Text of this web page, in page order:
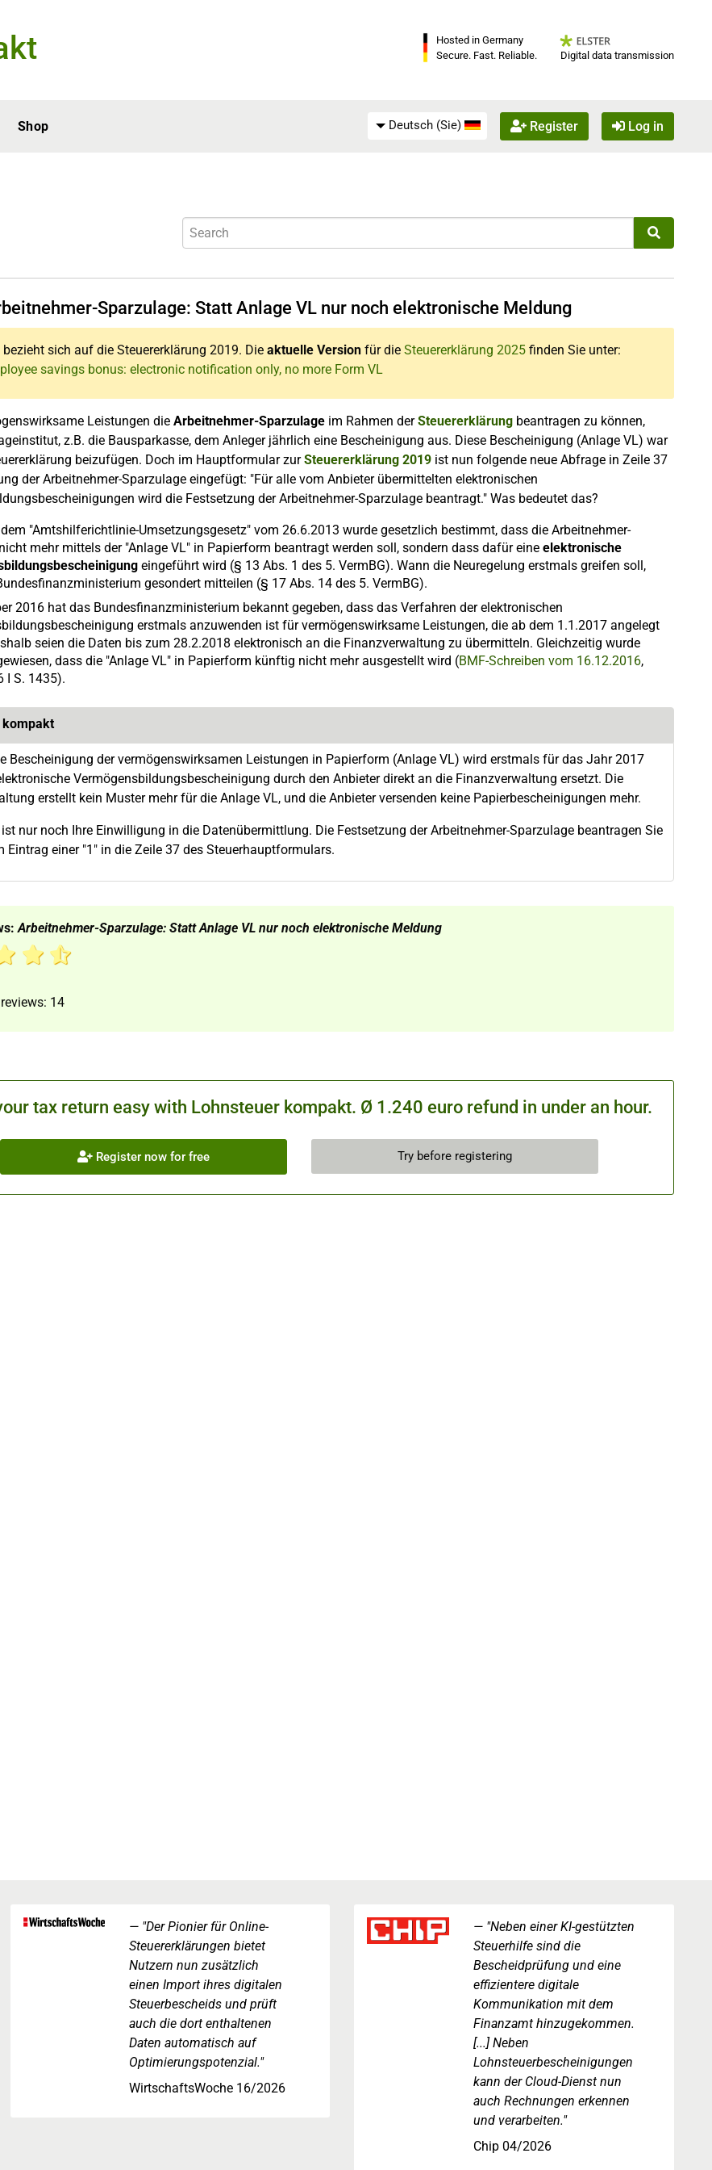
Hosted in Germany
Secure. Fast. Reliable.
Digital data transmission
Shop Deutsch (Sie) Register Log in
Sparzulage: Statt Anlage VL nur noch elektronische Meldung
bezieht sich auf die Steuererklärung 2019. Die aktuelle Version für die Steuererklärung 2025 finden Sie unter:
savings bonus: electronic notification only, no more Form VL
Leistungen die Arbeitnehmer-Sparzulage im Rahmen derSteuererklärung beantragen zu können,
z.B. die Bausparkasse, dem Anleger jährlich eine Bescheinigung aus. Diese Bescheinigung (Anlage VL) war
beizufügen. Doch im Hauptformular zurSteuererklärung 2019 ist nun folgende neue Abfrage in Zeile 37
der Arbeitnehmer-Sparzulage eingefügt: "Für alle vom Anbieter übermittelten elektronischen
wird die Festsetzung der Arbeitnehmer-Sparzulage beantragt." Was bedeutet das?
"Amtshilferichtlinie-Umsetzungsgesetz" vom 26.6.2013 wurde gesetzlich bestimmt, dass die Arbeitnehmer-
mehr mittels der "Anlage VL" in Papierform beantragt werden soll, sondern dass dafür eine elektronische
eingeführt wird (§ 13 Abs. 1 des 5. VermBG). Wann die Neuregelung erstmals greifen soll,
gesondert mitteilen (§ 17 Abs. 14 des 5. VermBG).
2016 hat das Bundesfinanzministerium bekannt gegeben, dass das Verfahren der elektronischen
erstmals anzuwenden ist für vermögenswirksame Leistungen, die ab dem 1.1.2017 angelegt
seien die Daten bis zum 28.2.2018 elektronisch an die Finanzverwaltung zu übermitteln. Gleichzeitig wurde
dass die "Anlage VL" in Papierform künftig nicht mehr ausgestellt wird (BMF-Schreiben vom 16.12.2016,
I S. 1435).
kompakt
Bescheinigung der vermögenswirksamen Leistungen in Papierform (Anlage VL) wird erstmals für das Jahr 2017
Vermögensbildungsbescheinigung durch den Anbieter direkt an die Finanzverwaltung ersetzt. Die
erstellt kein Muster mehr für die Anlage VL, und die Anbieter versenden keine Papierbescheinigungen mehr.
nur noch Ihre Einwilligung in die Datenübermittlung. Die Festsetzung der Arbeitnehmer-Sparzulage beantragen Sie
Eintrag einer "1" in die Zeile 37 des Steuerhauptformulars.
Arbeitnehmer-Sparzulage: Statt Anlage VL nur noch elektronische Meldung
14
tax return easy with Lohnsteuer kompakt. Ø 1.240 euro refund in under an hour.
Register now for free Try before registering
"Der Pionier für Online-
Steuererklärungen bietet
Nutzern nun zusätzlich
einen Import ihres digitalen
Steuerbescheids und prüft
auch die dort enthaltenen
Daten automatisch auf
Optimierungspotenzial."
WirtschaftsWoche 16/2026
"Neben einer KI-gestützten
Steuerhilfe sind die
Bescheidprüfung und eine
effizientere digitale
Kommunikation mit dem
Finanzamt hinzugekommen.
[...] Neben
Lohnsteuerbescheinigungen
kann der Cloud-Dienst nun
auch Rechnungen erkennen
und verarbeiten."
Chip 04/2026